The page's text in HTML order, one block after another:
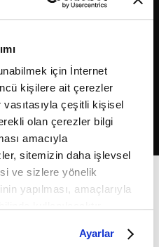
için İnternet
kişilere ait çerezler
vasıtasıyla çeşitli kişisel
olan çerezler bilgi
amacıyla
sitemizin daha işlevsel
ve sizlere yönelik
yapılması, amaçlarıyla
detaylı bilgi için
Ayarlar